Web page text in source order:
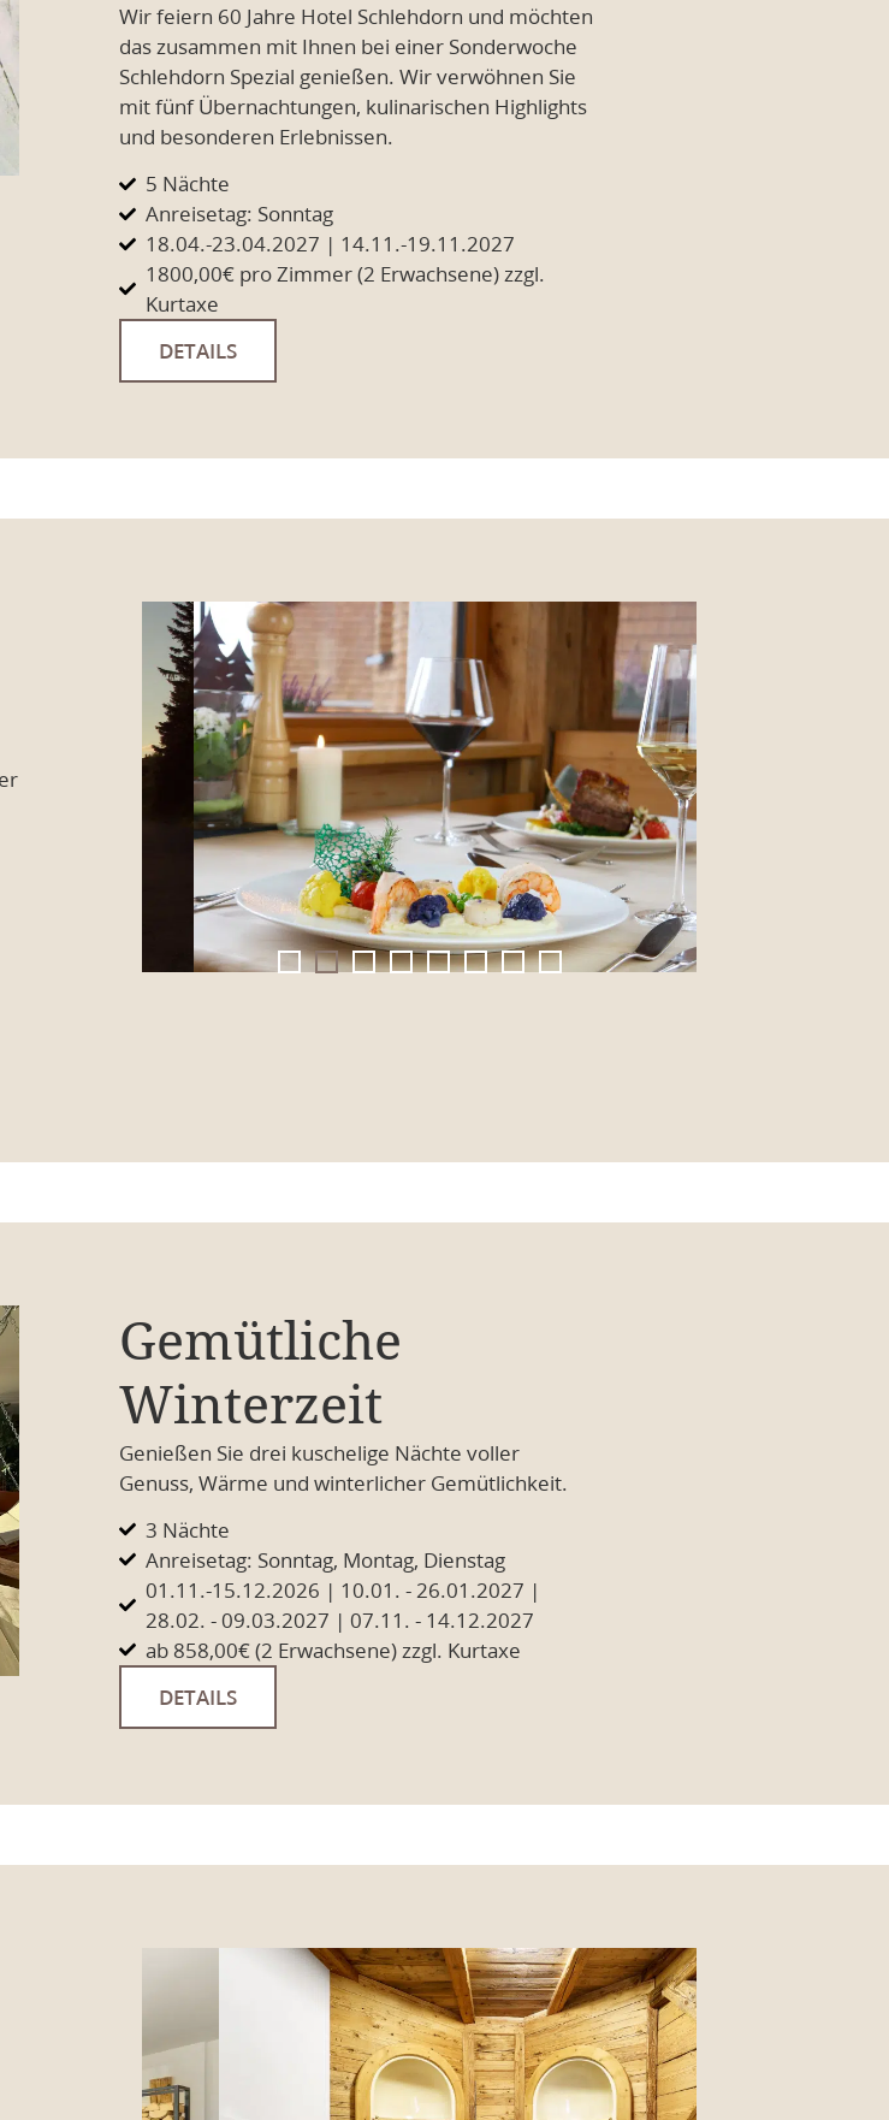
Wir feiern 60 Jahre Hotel Schlehdorn und möchten
das zusammen mit Ihnen bei einer Sonderwoche
Schlehdorn Spezial genießen. Wir verwöhnen Sie
mit fünf Übernachtungen, kulinarischen Highlights
und besonderen Erlebnissen.
5 Nächte
Anreisetag: Sonntag
18.04.-23.04.2027 | 14.11.-19.11.2027
1800,00€ pro Zimmer (2 Erwachsene) zzgl.
Kurtaxe
DETAILS
Gemütliche
Winterzeit
Genießen Sie drei kuschelige Nächte voller
Genuss, Wärme und winterlicher Gemütlichkeit.
3 Nächte
Anreisetag: Sonntag, Montag, Dienstag
01.11.-15.12.2026 | 10.01. - 26.01.2027 |
28.02. - 09.03.2027 | 07.11. - 14.12.2027
ab 858,00€ (2 Erwachsene) zzgl. Kurtaxe
DETAILS